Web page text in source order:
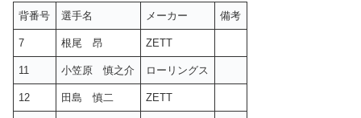
背番号 選手名 メーカー 備考
7 根尾 昂 ZETT
11 小笠原 慎之介 ローリングス
12 田島 慎二 ZETT